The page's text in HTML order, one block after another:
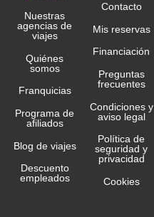
Nuestras
agencias de
viajes
Quiénes
somos
Franquicias
Programa de
afiliados
Blog de viajes
Descuento
empleados
Contacto
Mis reservas
Financiación
Preguntas
frecuentes
Condiciones y
aviso legal
Política de
seguridad y
privacidad
Cookies